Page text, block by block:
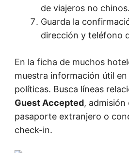
de viajeros no chinos.
Guarda la
dirección y teléfono
En la ficha de muchos
muestra información útil
políticas. Busca líneas
Guest Accepted, admisión
pasaporte extranjero o
check-in.